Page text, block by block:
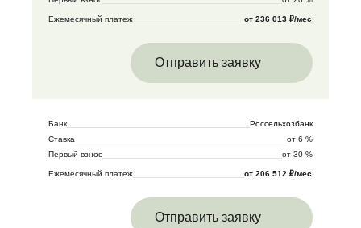
Ежемесячный платеж от 236 013 ₽/мес
Отправить заявку
Банк
Россельхозбанк
Ставка
от 6 %
Первый взнос
от 30 %
Ежемесячный платеж от 206 512 ₽/мес
Отправить заявку